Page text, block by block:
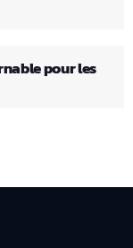
pour les